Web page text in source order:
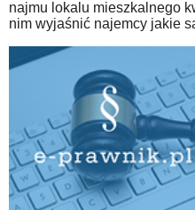
najmu lokalu mieszkalnego
nim wyjaśnić najemcy jakie